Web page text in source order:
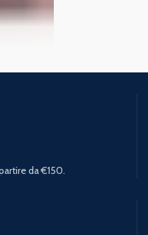
da €150.